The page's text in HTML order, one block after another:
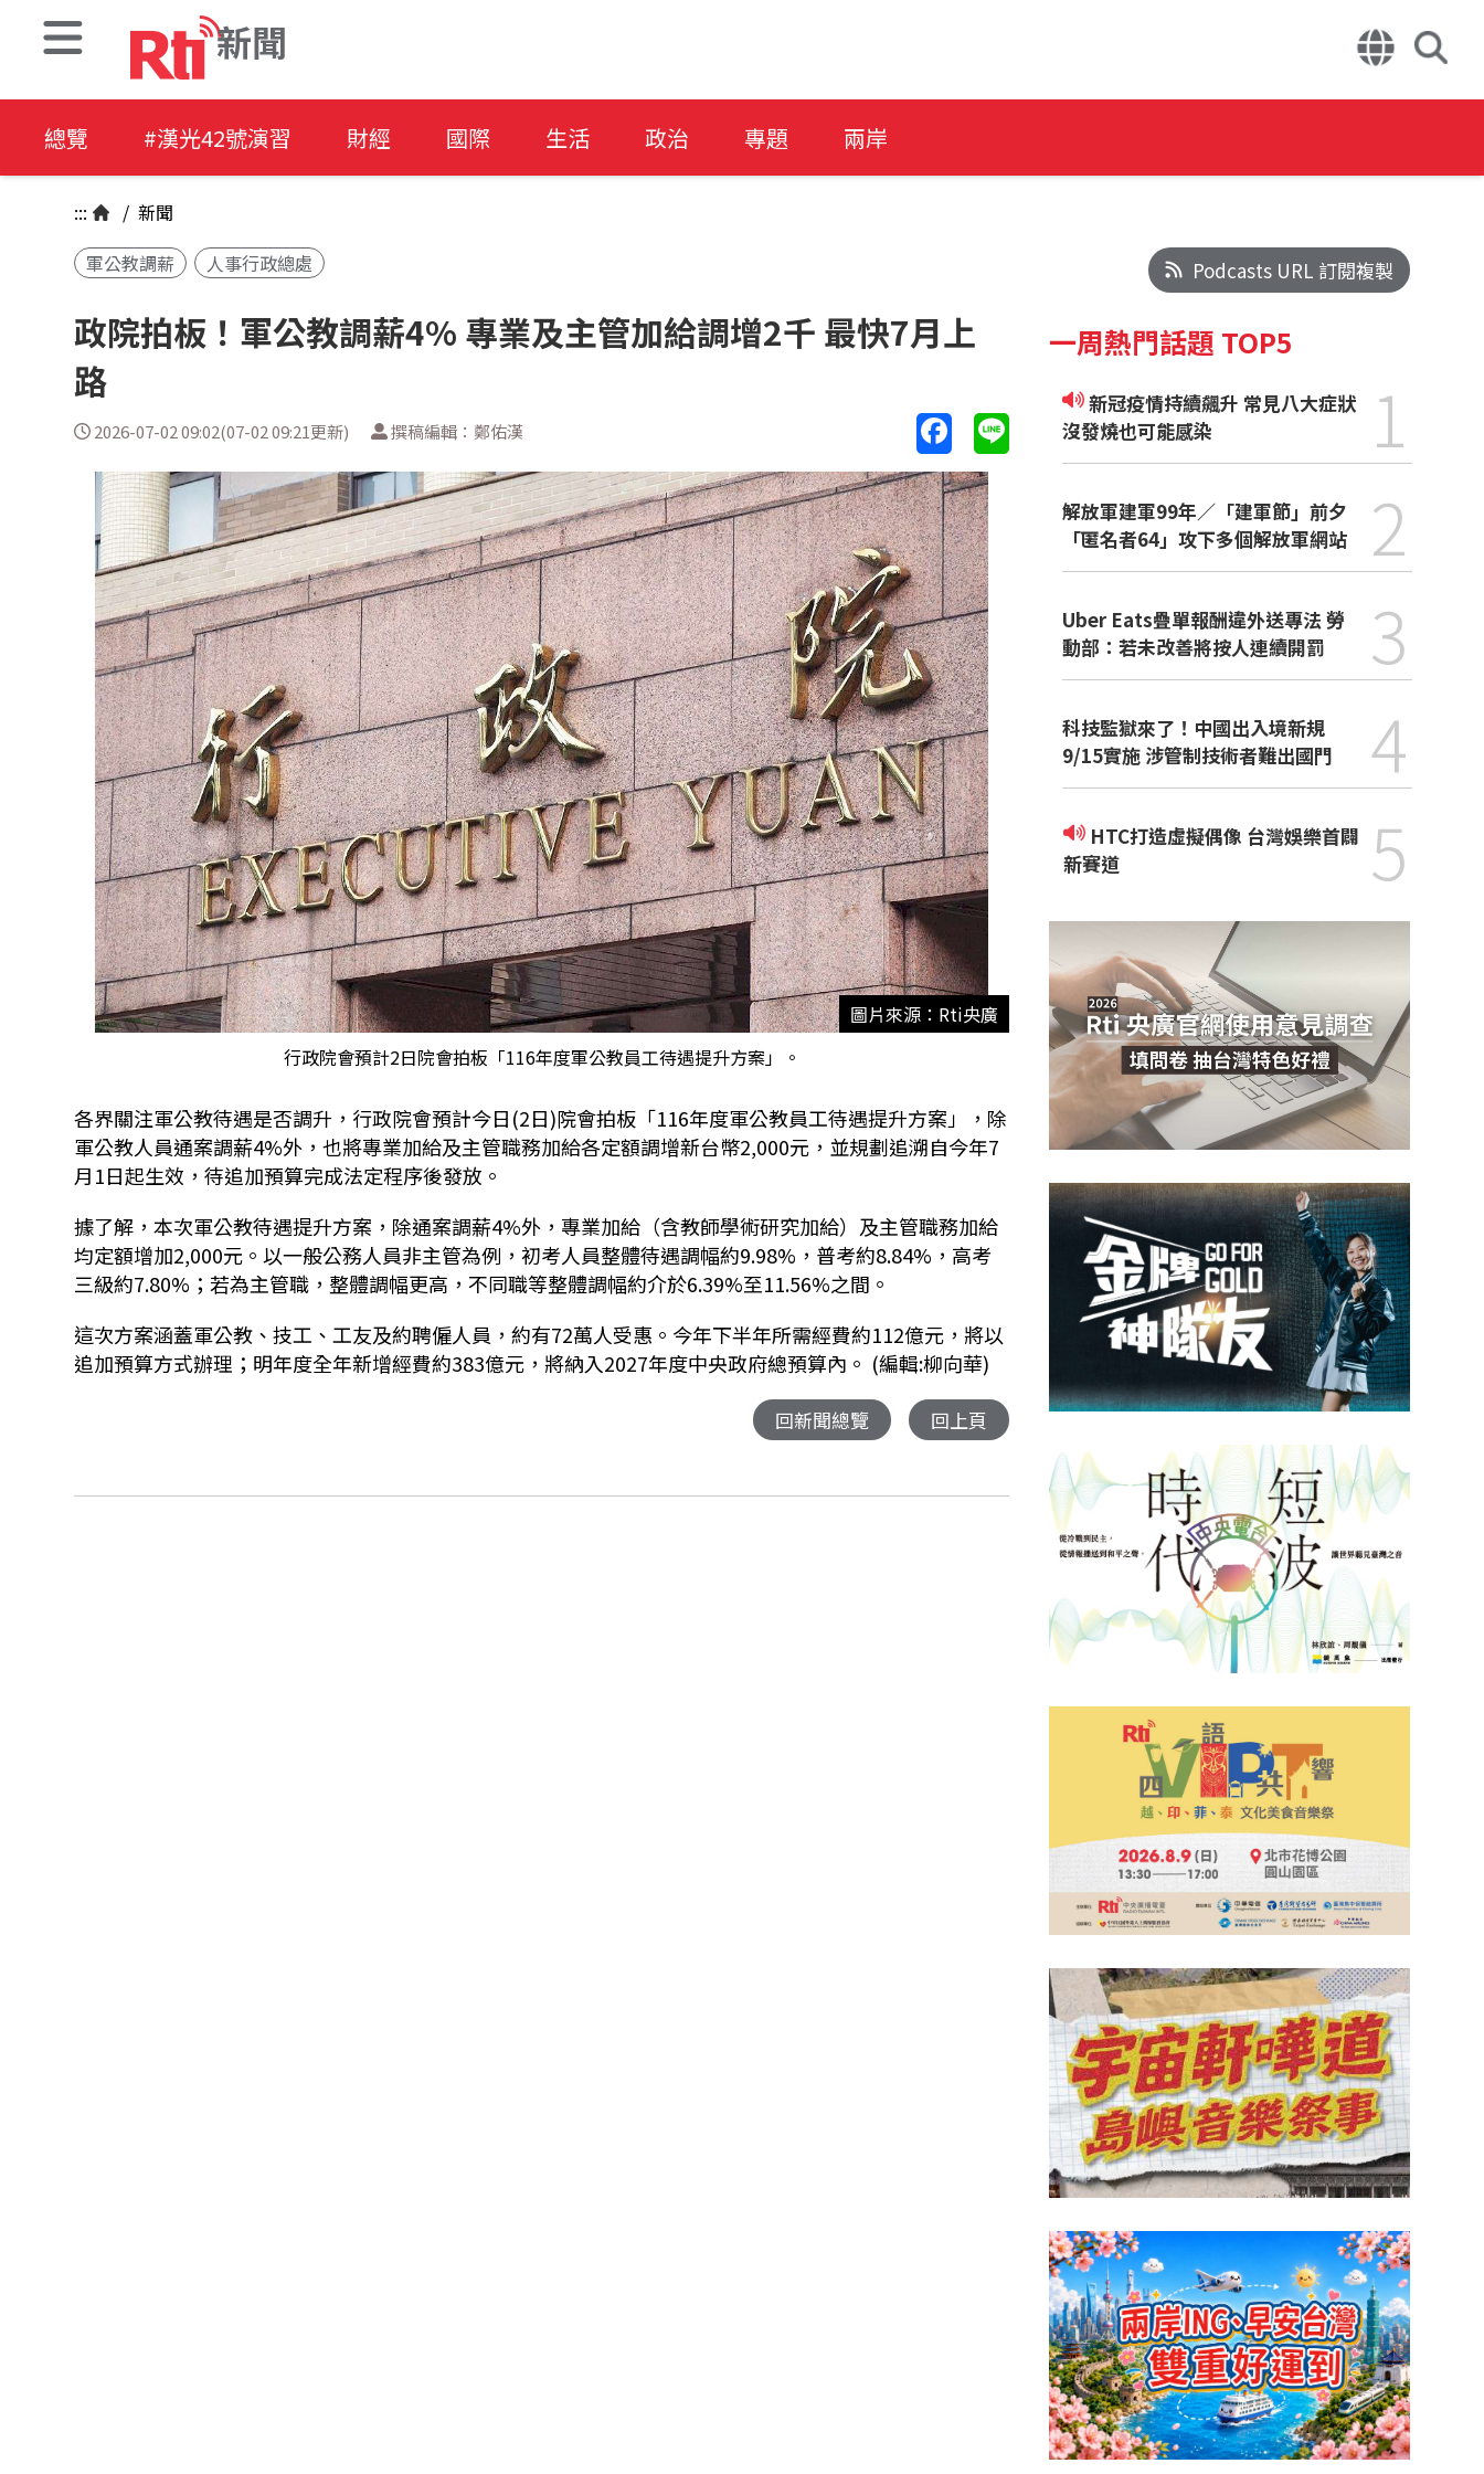
新聞
總覽 #漢光42號演習 財經 國際 生活 政治 專題 兩岸
::: / 新聞
軍公教調薪
人事行政總處
政院拍板！軍公教調薪4% 專業及主管加給調增2千 最快7月上
路
2026-07-02 09:02(07-02 09:21更新) 撰稿編輯：鄭佑漢
圖片來源：Rti央廣
行政院會預計2日院會拍板「116年度軍公教員工待遇提升方案」。
各界關注軍公教待遇是否調升，行政院會預計今日(2日)院會拍板「116年度軍公教員工待遇提升方案」，除
軍公教人員通案調薪4%外，也將專業加給及主管職務加給各定額調增新台幣2,000元，並規劃追溯自今年7
月1日起生效，待追加預算完成法定程序後發放。
據了解，本次軍公教待遇提升方案，除通案調薪4%外，專業加給（含教師學術研究加給）及主管職務加給
均定額增加2,000元。以一般公務人員非主管為例，初考人員整體待遇調幅約9.98%，普考約8.84%，高考
三級約7.80%；若為主管職，整體調幅更高，不同職等整體調幅約介於6.39%至11.56%之間。
這次方案涵蓋軍公教、技工、工友及約聘僱人員，約有72萬人受惠。今年下半年所需經費約112億元，將以
追加預算方式辦理；明年度全年新增經費約383億元，將納入2027年度中央政府總預算內。 (編輯:柳向華)
回新聞總覽 回上頁
Podcasts URL 訂閱複製
一周熱門話題 TOP5
新冠疫情持續飆升 常見八大症狀
沒發燒也可能感染
1
解放軍建軍99年／「建軍節」前夕
「匿名者64」攻下多個解放軍網站
2
Uber Eats疊單報酬違外送專法 勞
動部：若未改善將按人連續開罰
3
科技監獄來了！中國出入境新規
9/15實施 涉管制技術者難出國門
4
新賽道
5